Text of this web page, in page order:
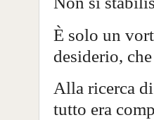
È solo un
desiderio,
Alla ricerca
tutto era